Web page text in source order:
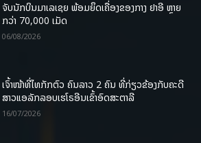
ຈັບນັກບິນມາເລເຊຍ ພ້ອມຍຶດເຄື່ອງຂອງກາງ ຢາອີ ຫຼາຍ
ກວ່າ 70,000 ເມັດ
06/08/2026
ເຈົ້າໜ້າທີ່ໄທກັກຕົວ ຄົນລາວ 2 ຄົນ ທີ່ກ່ຽວຂ້ອງກັບຄະດີ
ສາວແອລັກລອບເຮໂຣອີນເຂົ້າອົດສະຕາລີ
16/07/2026